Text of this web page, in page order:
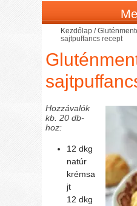
Kezdőlap /
sajtpuffancs recept
Hozzávalók
kb. 20 db-
hoz:
12 dkg
natúr
krémsa
jt
12 dkg